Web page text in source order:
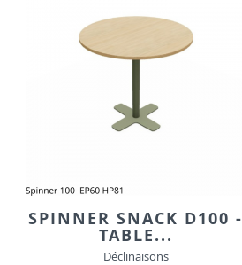
SPINNER SNACK D100 -
TABLE...
Déclinaisons